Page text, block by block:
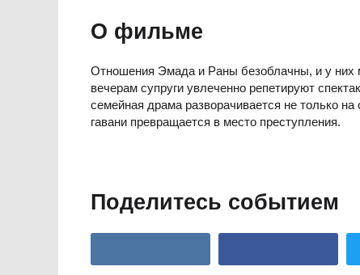
О фильме
Отношения Эмада и Раны безоблачны, и у них
вечерам супруги увлеченно репетируют
семейная драма разворачивается не только
гавани превращается в место преступления.
Поделитесь событием